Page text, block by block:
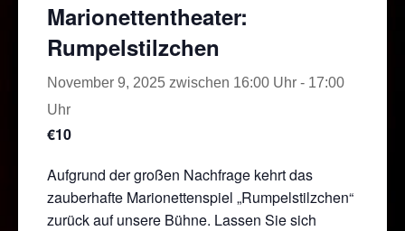
Marionettentheater:
Rumpelstilzchen
November 9, 2025 zwischen 16:00 Uhr - 17:00
Uhr
€10
Aufgrund der großen Nachfrage kehrt das
zauberhafte Marionettenspiel „Rumpelstilzchen“
zurück auf unsere Bühne. Lassen Sie sich